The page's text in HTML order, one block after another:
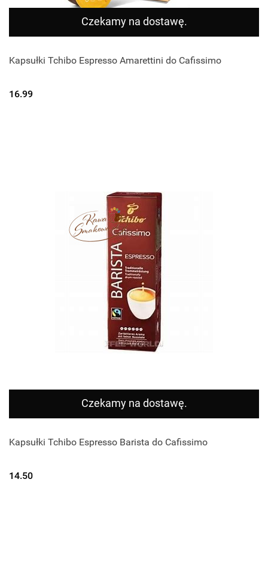
Czekamy na dostawę.
Kapsułki Tchibo Espresso Amarettini do Cafissimo
16.99
Czekamy na dostawę.
Kapsułki Tchibo Espresso Barista do Cafissimo
14.50